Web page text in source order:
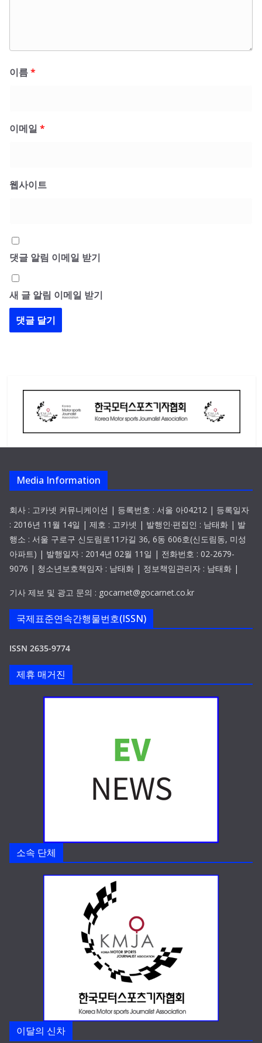
이름*
이메일 *
웹사이트
댓글 알림 이메일 받기
새 글 알림 이메일 받기
Media Information
회사 : 고카넷 커뮤니케이션 | 등록번호 : 서울 아04212 | 등록일자
: 2016년 11월 14일 | 제호 : 고카넷 | 발행인·편집인 : 남태화 | 발
행소 : 서울 구로구 신도림로11가길 36, 6동 606호(신도림동, 미성
아파트) | 발행일자 : 2014년 02월 11일 | 전화번호 : 02-2679-
9076 | 청소년보호책임자 : 남태화 | 정보책임관리자 : 남태화 |
기사 제보 및 광고 문의 : gocarnet@gocarnet.co.kr
국제표준연속간행물번호(ISSN)
ISSN 2635-9774
제휴 매거진
소속 단체
이달의 신차